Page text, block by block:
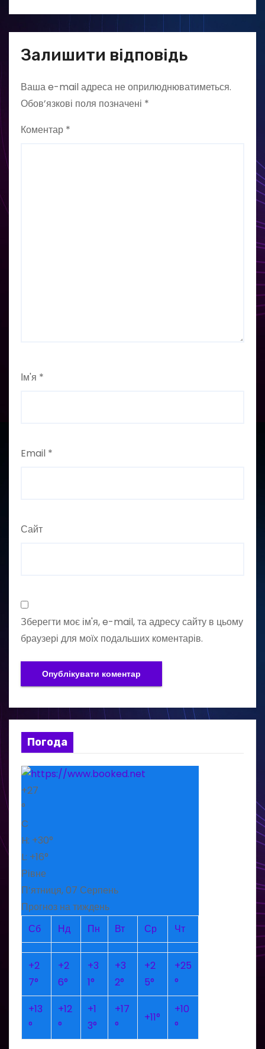
Залишити відповідь
Ваша e-mail адреса не оприлюднюватиметься.
Обов’язкові поля позначені *
Коментар *
Ім'я *
Email *
Сайт
Зберегти моє ім'я, e-mail, та адресу сайту в цьому
браузері для моїх подальших коментарів.
Погода
+27
°
C
H: +30°
L: +16°
Рівне
П’ятниця, 07 Серпень
Прогноз на тиждень
Сб
Нд Пн Вт Ср Чт
+2
7°
+2
6°
+3
1°
+3
2°
+2
5°
+25
°
+13
°
+12
°
+1
3°
+17
°
+11°
+10
°